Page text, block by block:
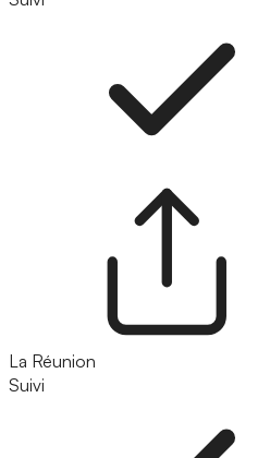
La Réunion
Suivi